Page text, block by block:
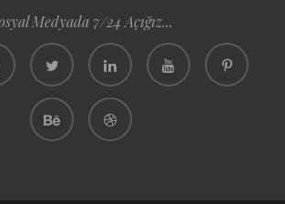
Medyada 7/24 Açığız...